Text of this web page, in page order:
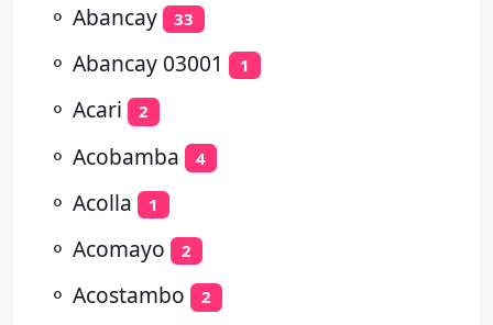
⚬ Abancay 33
⚬ Abancay 03001 1
⚬ Acari 2
⚬ Acobamba 4
⚬ Acolla 1
⚬ Acomayo 2
⚬ Acostambo 2